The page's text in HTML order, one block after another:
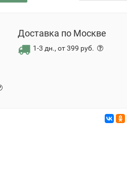
Доставка по Москве
1-3 дн., от 399 руб.